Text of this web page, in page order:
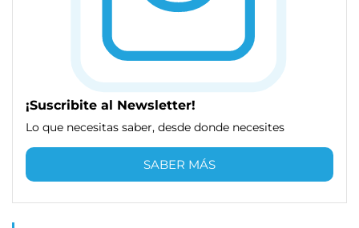
¡Suscribite al Newsletter!
Lo que necesitas saber, desde donde necesites
SABER MÁS